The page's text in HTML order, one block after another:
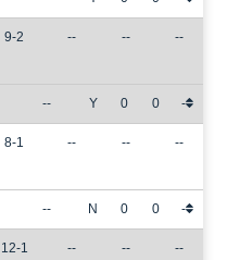
9-2 -- -- --
-- Y 0 0 -
8-1 -- -- --
-- N 0 0 -
12-1 -- -- --